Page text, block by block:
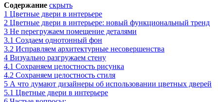
Содержание скрыть
1 Цветные двери в интерьере
2 Цветные двери в интерьере: новый функциональный тренд
3 Не перегружаем помещение деталями
3.1 Создаем однотонный фон
3.2 Исправляем архитектурные несовершенства
4 Визуально разгружаем стену
4.1 Сохраняем целостность рисунка
4.2 Сохраняем целостность стиля
5 А что думают дизайнеры об использовании цветных дверей
5.1 Цветные двери в интерьере